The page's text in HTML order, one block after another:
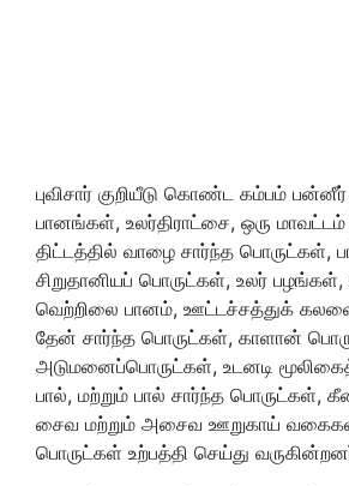
புவிசார் குறியீடு கொண்ட கம்பம் பன்னீர்
பானங்கள், உலர்திராட்சை, ஒரு
திட்டத்தில் வாழை சார்ந்த பொருட்கள்,
சிறுதானியப் பொருட்கள், உலர் பழங்கள்,
வெற்றிலை பானம், ஊட்டச்சத்துக்
தேன் சார்ந்த பொருட்கள், காளான்
அடுமனைப்பொருட்கள், உடனடி
பால், மற்றும் பால் சார்ந்த பொருட்கள்,
சைவ மற்றும் அசைவ ஊறுகாய்
பொருட்கள் உற்பத்தி செய்து